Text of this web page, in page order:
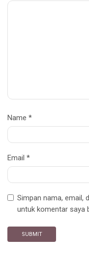
Name *
Email *
Simpan nama, email,
untuk komentar saya